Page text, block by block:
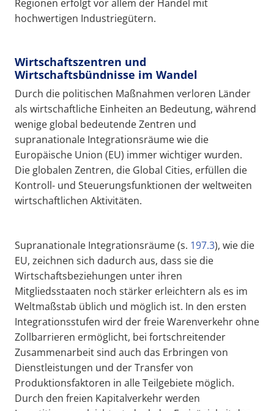
Regionen erfolgt vor allem der Handel mit
hochwertigen Industriegütern.
Wirtschaftszentren und
Wirtschaftsbündnisse im Wandel
Durch die politischen Maßnahmen verloren Länder
als wirtschaftliche Einheiten an Bedeutung, während
wenige global bedeutende Zentren und
supranationale Integrationsräume wie die
Europäische Union (EU) immer wichtiger wurden.
Die globalen Zentren, die Global Cities, erfüllen die
Kontroll- und Steuerungsfunktionen der weltweiten
wirtschaftlichen Aktivitäten.
Supranationale Integrationsräume (s. 197.3), wie die
EU, zeichnen sich dadurch aus, dass sie die
Wirtschaftsbeziehungen unter ihren
Mitgliedsstaaten noch stärker erleichtern als es im
Weltmaßstab üblich und möglich ist. In den ersten
Integrationsstufen wird der freie Warenverkehr ohne
Zollbarrieren ermöglicht, bei fortschreitender
Zusammenarbeit sind auch das Erbringen von
Dienstleistungen und der Transfer von
Produktionsfaktoren in alle Teilgebiete möglich.
Durch den freien Kapitalverkehr werden